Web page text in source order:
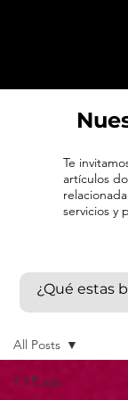
Te
artículos
servicios y
All Posts
All Posts